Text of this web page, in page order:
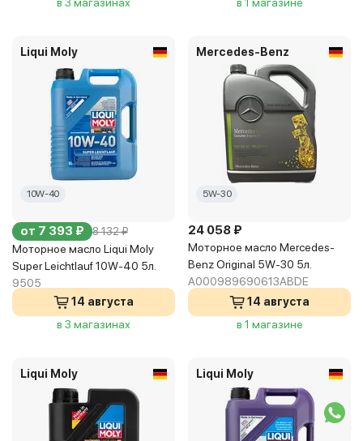
Liqui Moly
10W-40
от 7 393 ₽ 8 132 ₽
Моторное масло Liqui Moly
Super Leichtlauf 10W-40 5л.
9505
14 августа
в 3 магазинах
Mercedes-Benz
5W-30
24 058 ₽
Моторное масло Mercedes-
Benz Original 5W-30 5л.
A000989690613ABDE
14 августа
в 1 магазине
Liqui Moly Liqui Moly